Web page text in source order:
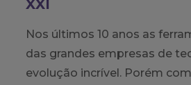
XXI
Nos últimos 10 anos as
das grandes empresas de
evolução incrível. Porém